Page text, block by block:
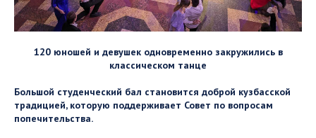
120 юношей и девушек одновременно закружились в
классическом танце
Большой студенческий бал становится доброй кузбасской
традицией, которую поддерживает Совет по вопросам
попечительства.